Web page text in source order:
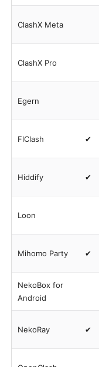
ClashX Meta
ClashX Pro
Egern
FlClash ✔
Hiddify ✔
Loon
Mihomo Party ✔
NekoBox for
Android
NekoRay ✔